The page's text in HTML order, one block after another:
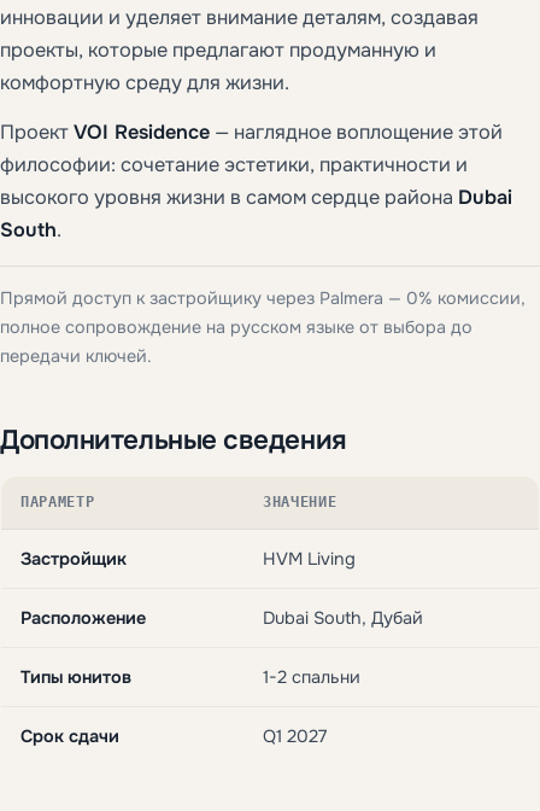
инновации и уделяет внимание деталям, создавая
проекты, которые предлагают продуманную и
комфортную среду для жизни.
ПроектVOI Residence — наглядное воплощение этой
философии: сочетание эстетики, практичности и
высокого уровня жизни в самом сердце района Dubai
South.
Прямой доступ к застройщику через Palmera — 0% комиссии,
полное сопровождение на русском языке от выбора до
передачи ключей.
Дополнительные сведения
ПАРАМЕТР ЗНАЧЕНИЕ
Застройщик HVM Living
Расположение Dubai South, Дубай
Типы юнитов 1-2 спальни
Срок сдачи Q1 2027